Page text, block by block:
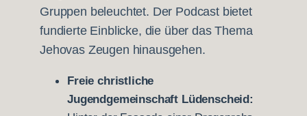
Gruppen beleuchtet. Der Podcast bietet
fundierte Einblicke, die über das Thema
Jehovas Zeugen hinausgehen.
Freie christliche
Jugendgemeinschaft Lüdenscheid: